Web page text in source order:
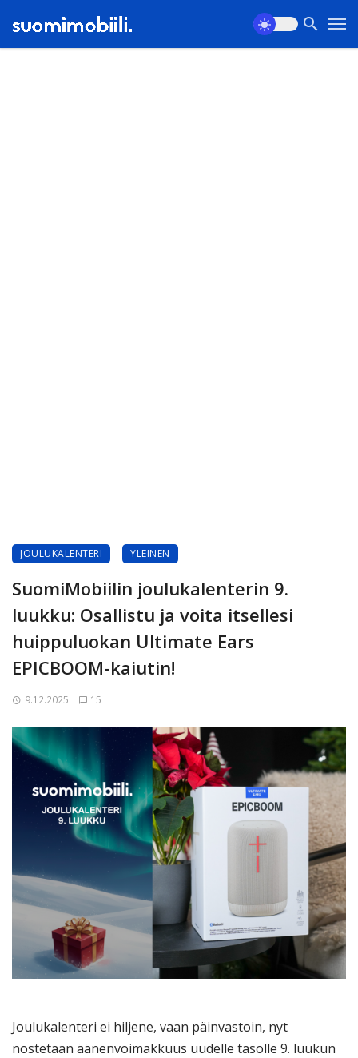
JOULUKALENTERI YLEINEN
SuomiMobiilin joulukalenterin 9.
luukku: Osallistu ja voita itsellesi
huippuluokan Ultimate Ears
EPICBOOM-kaiutin!
9.12.2025 15
Joulukalenteri ei hiljene, vaan päinvastoin, nyt
nostetaan äänenvoimakkuus uudelle tasolle 9. luukun